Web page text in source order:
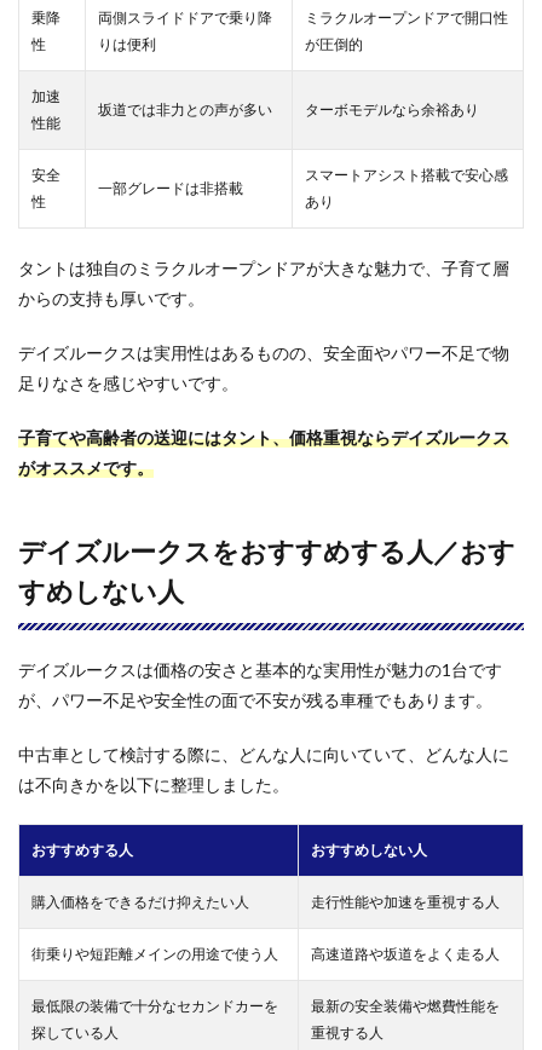
乗降
性
両側スライドドアで乗り降
りは便利
ミラクルオープンドアで開口性
が圧倒的
加速
性能
坂道では非力との声が多い ターボモデルなら余裕あり
安全
性
一部グレードは非搭載
スマートアシスト搭載で安心感
あり
タントは独自のミラクルオープンドアが大きな魅力で、子育て層
からの支持も厚いです。
デイズルークスは実用性はあるものの、安全面やパワー不足で物
足りなさを感じやすいです。
子育てや高齢者の送迎にはタント、価格重視ならデイズルークス
がオススメです。
デイズルークスをおすすめする人／おす
すめしない人
デイズルークスは価格の安さと基本的な実用性が魅力の1台です
が、パワー不足や安全性の面で不安が残る車種でもあります。
中古車として検討する際に、どんな人に向いていて、どんな人に
は不向きかを以下に整理しました。
おすすめする人 おすすめしない人
購入価格をできるだけ抑えたい人 走行性能や加速を重視する人
街乗りや短距離メインの用途で使う人 高速道路や坂道をよく走る人
最低限の装備で十分なセカンドカーを
探している人
最新の安全装備や燃費性能を
重視する人